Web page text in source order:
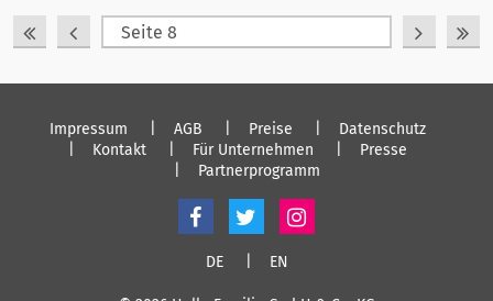
Impressum AGB Preise
Datenschutz
Kontakt
Für Unternehmen
Presse
Partnerprogramm
DE EN